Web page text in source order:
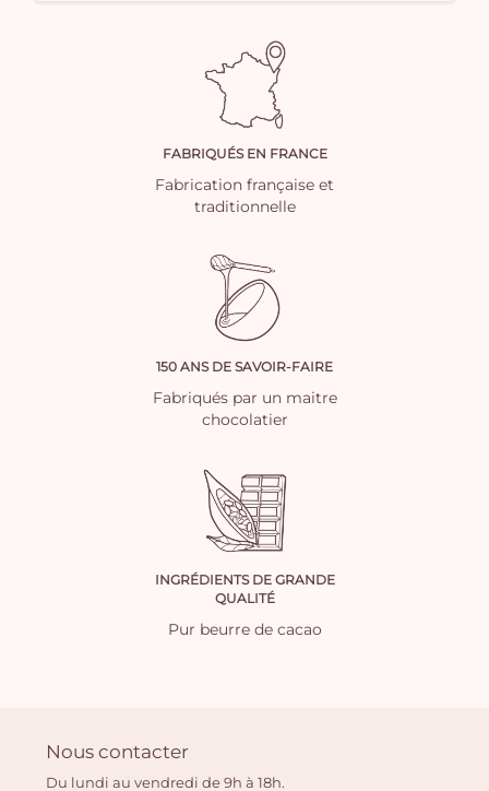
FABRIQUÉS EN FRANCE
Fabrication française et
traditionnelle
150 ANS DE SAVOIR-FAIRE
Fabriqués par un maitre
chocolatier
INGRÉDIENTS DE GRANDE
QUALITÉ
Pur beurre de cacao
Nous contacter
Du lundi au vendredi de 9h à 18h.